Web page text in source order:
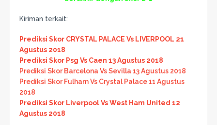
Kiriman terkait:
Prediksi Skor CRYSTAL PALACE Vs LIVERPOOL 21
Agustus 2018
Prediksi Skor Psg Vs Caen 13 Agustus 2018
Prediksi Skor Barcelona Vs Sevilla 13 Agustus 2018
Prediksi Skor Fulham Vs Crystal Palace 11 Agustus
2018
Prediksi Skor Liverpool Vs West Ham United 12
Agustus 2018